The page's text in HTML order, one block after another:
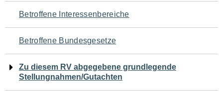
Seiteninhalt
Betroffene Interessenbereiche
Betroffene Bundesgesetze
Zu diesem RV abgegebene grundlegende
Stellungnahmen/Gutachten